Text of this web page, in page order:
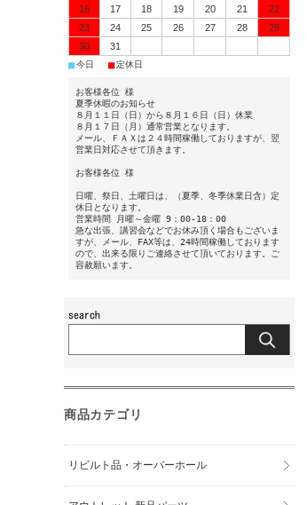
16
17 18 19 20 21
22
23
24 25 26 27 28
29
30
31
■今日 ■定休日
お客様各位 様
夏季休暇のお知らせ
８月１１日（日）から８月１６日（日）休業
８月１７日（月）通常営業となります。
メール、ＦＡＸは２４時間稼働しておりますが、翌
営業日対応させて頂きます。
お客様各位 様
日曜、祭日、土曜日は、（夏季、冬季休業日含）定
休日となります。
営業時間 月曜～金曜 9：00-18：00
急な出張、講習会などでお休み頂く場合もございま
すが、メール、FAX等は、24時間稼働しております
ので、出来る限りご連絡させて頂いております。ご
容赦願います。
商品カテゴリ
リビルト品・オーバーホール